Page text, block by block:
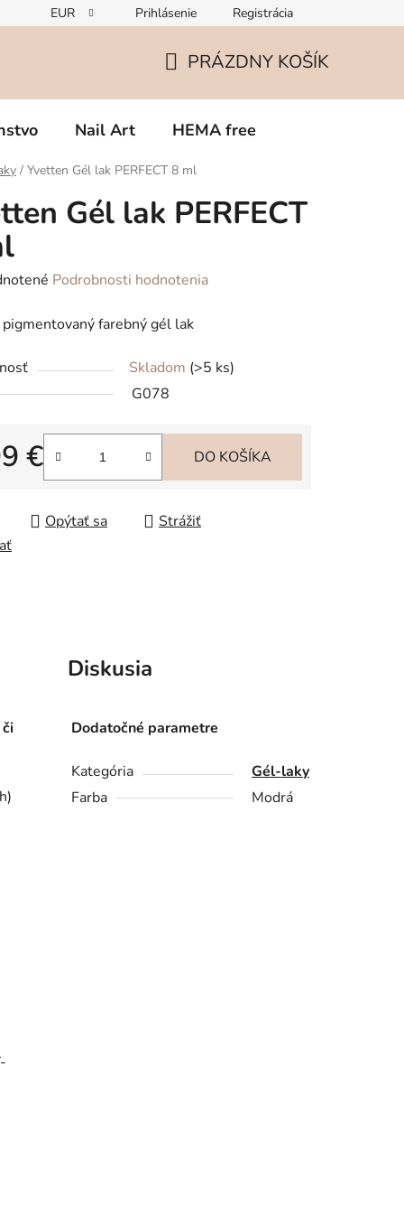
Zmena v zložení gélov – čo potrebujete vedieť o TPO
EUR Prihlásenie Registrácia
KOŠÍK
PRÁZDNY KOŠÍK
Nail Art HEMA free
/ Yvetten Gél lak PERFECT 8 ml
Gél lak PERFECT
Podrobnosti hodnotenia
farebný gél lak
Skladom (>5 ks)
G078
€
cena:
DO KOŠÍKA
Opýtať sa
Strážiť
Diskusia
Dodatočné parametre
Kategória
Gél-laky
Farba
Modrá